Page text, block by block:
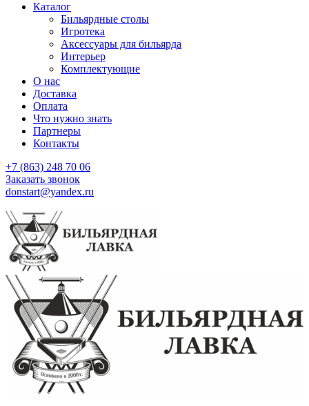
Каталог
Бильярдные столы
Игротека
Аксессуары для бильярда
Интерьер
Комплектующие
О нас
Доставка
Оплата
Что нужно знать
Партнеры
Контакты
+7 (863) 248 70 06
Заказать звонок
donstart@yandex.ru